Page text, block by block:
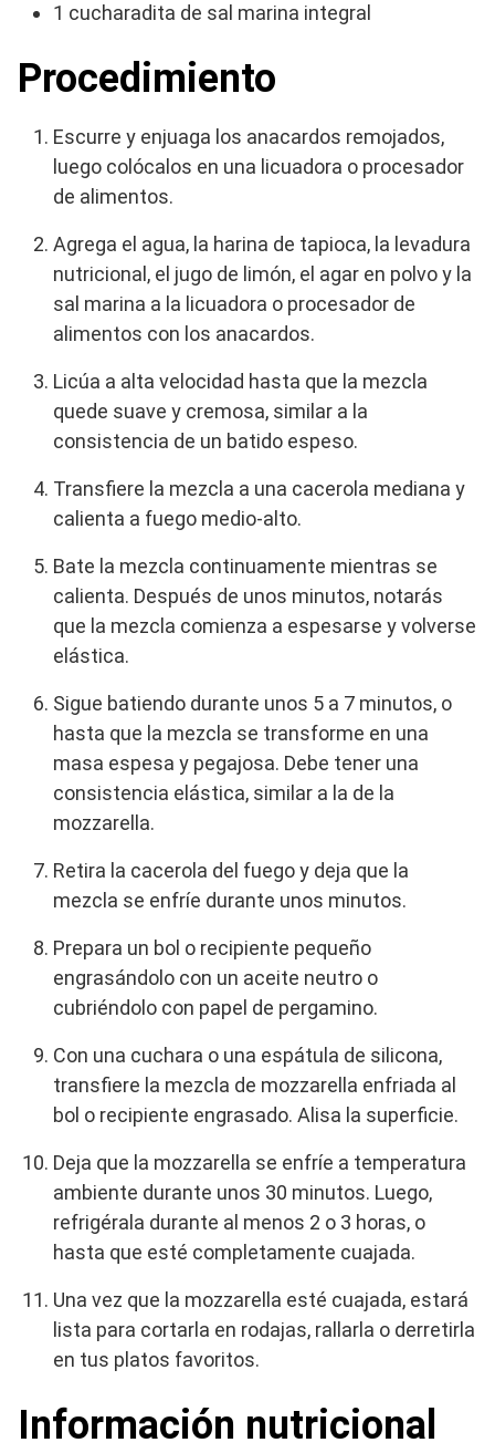
1 cucharadita de sal marina integral
Procedimiento
Escurre y enjuaga los anacardos remojados,
luego colócalos en una licuadora o procesador
de alimentos.
Agrega el agua, la harina de tapioca, la levadura
nutricional, el jugo de limón, el agar en polvo y la
sal marina a la licuadora o procesador de
alimentos con los anacardos.
Licúa a alta velocidad hasta que la mezcla
quede suave y cremosa, similar a la
consistencia de un batido espeso.
Transfiere la mezcla a una cacerola mediana y
calienta a fuego medio-alto.
Bate la mezcla continuamente mientras se
calienta. Después de unos minutos, notarás
que la mezcla comienza a espesarse y volverse
elástica.
Sigue batiendo durante unos 5 a 7 minutos, o
hasta que la mezcla se transforme en una
masa espesa y pegajosa. Debe tener una
consistencia elástica, similar a la de la
mozzarella.
Retira la cacerola del fuego y deja que la
mezcla se enfríe durante unos minutos.
Prepara un bol o recipiente pequeño
engrasándolo con un aceite neutro o
cubriéndolo con papel de pergamino.
Con una cuchara o una espátula de silicona,
transfiere la mezcla de mozzarella enfriada al
bol o recipiente engrasado. Alisa la superficie.
Deja que la mozzarella se enfríe a temperatura
ambiente durante unos 30 minutos. Luego,
refrigérala durante al menos 2 o 3 horas, o
hasta que esté completamente cuajada.
Una vez que la mozzarella esté cuajada, estará
lista para cortarla en rodajas, rallarla o derretirla
en tus platos favoritos.
Información nutricional